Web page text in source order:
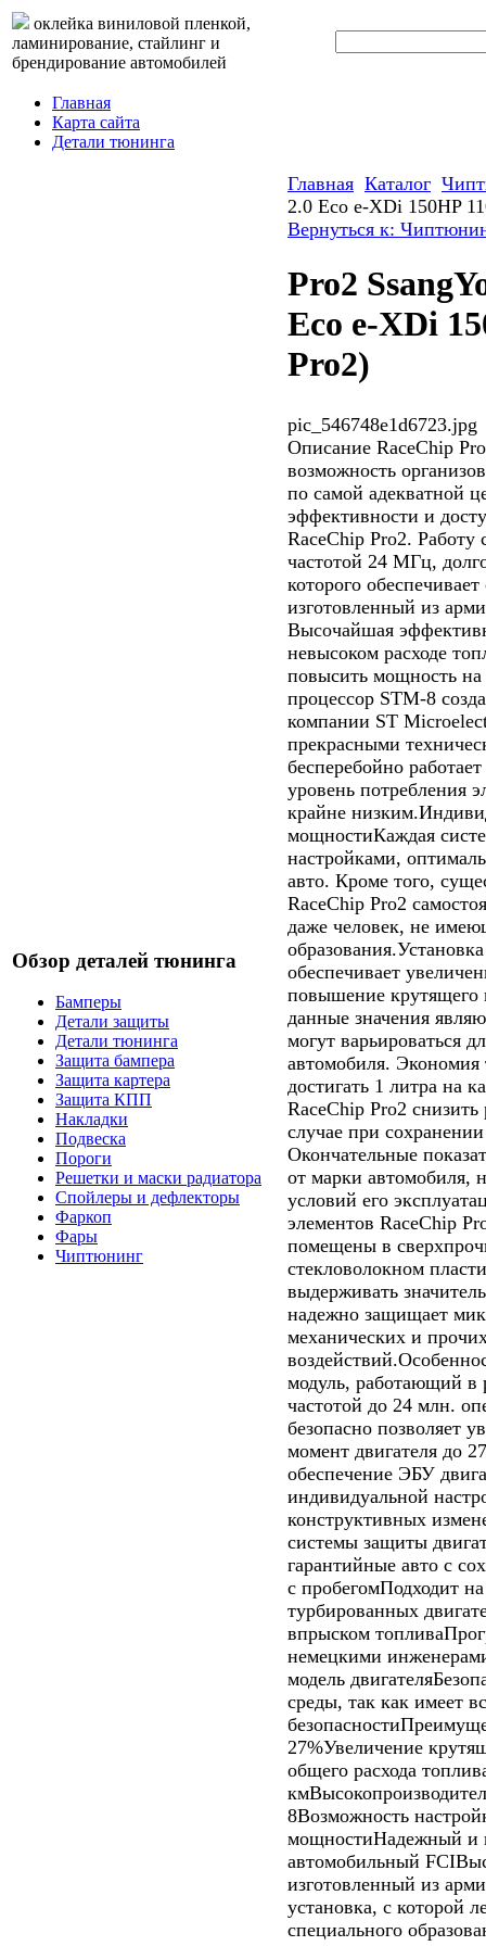
оклейка виниловой пленкой,
ламинирование, стайлинг и
брендирование автомобилей
Главная
Карта сайта
Детали тюнинга
Обзор деталей тюнинга
Бамперы
Детали защиты
Детали тюнинга
Защита бампера
Защита картера
Защита КПП
Накладки
Подвеска
Пороги
Решетки и маски радиатора
Спойлеры и дефлекторы
Фаркоп
Фары
Чиптюнинг
Главная Каталог
2.0 Eco e-XDi 150HP
Вернуться к:
Pro2
Eco e-XDi
Pro2)
pic_546748e1d6723.jpg
Описание RaceChip
возможность
по самой адекватной
эффективности и
RaceChip Pro2. Работу
частотой 24 МГц,
которого
изготовленный из
Высочайшая
невысоком расходе
повысить мощность
процессор STM-8
компании ST
прекрасными
бесперебойно
уровень потребления
крайне
мощностиКаждая
настройками,
авто. Кроме того,
RaceChip Pro2
даже человек, не
обеспечивает
повышение крутящего
данные значения
могут варьироваться
автомобиля.
достигать 1 литра на
RaceChip Pro2 снизить
случае при
Окончательные
от марки автомобиля,
условий его
элементов RaceChip
помещены в
стекловолокном
выдерживать
надежно защищает
механических и
модуль, работающий в
частотой до 24 млн.
безопасно позволяет
момент двигателя до
обеспечение ЭБУ
индивидуальной
конструктивных
системы защиты
гарантийные авто с
с пробегомПодходит
турбированных
впрыском
немецкими
модель
среды, так как имеет
27%Увеличение
общего расхода
8Возможность
мощностиНадежный и
автомобильный
изготовленный из
установка, с которой
специального